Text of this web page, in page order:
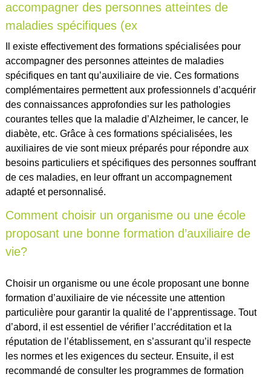
accompagner des personnes atteintes de
maladies spécifiques (ex
Il existe effectivement des formations spécialisées pour
accompagner des personnes atteintes de maladies
spécifiques en tant qu’auxiliaire de vie. Ces formations
complémentaires permettent aux professionnels d’acquérir
des connaissances approfondies sur les pathologies
courantes telles que la maladie d’Alzheimer, le cancer, le
diabète, etc. Grâce à ces formations spécialisées, les
auxiliaires de vie sont mieux préparés pour répondre aux
besoins particuliers et spécifiques des personnes souffrant
de ces maladies, en leur offrant un accompagnement
adapté et personnalisé.
Comment choisir un organisme ou une école
proposant une bonne formation d’auxiliaire de
vie?
Choisir un organisme ou une école proposant une bonne
formation d’auxiliaire de vie nécessite une attention
particulière pour garantir la qualité de l’apprentissage. Tout
d’abord, il est essentiel de vérifier l’accréditation et la
réputation de l’établissement, en s’assurant qu’il respecte
les normes et les exigences du secteur. Ensuite, il est
recommandé de consulter les programmes de formation